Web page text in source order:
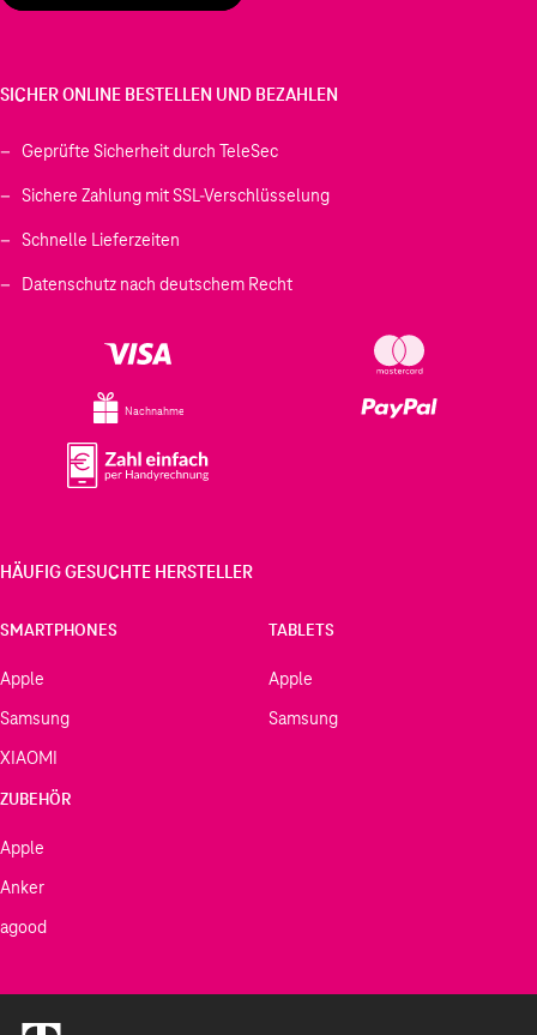
SICHER ONLINE BESTELLEN UND BEZAHLEN
Geprüfte Sicherheit durch TeleSec
Sichere Zahlung mit SSL-Verschlüsselung
Schnelle Lieferzeiten
Datenschutz nach deutschem Recht
Nachnahme
HÄUFIG GESUCHTE HERSTELLER
SMARTPHONES
Apple
Samsung
XIAOMI
TABLETS
Apple
Samsung
ZUBEHÖR
Apple
Anker
agood